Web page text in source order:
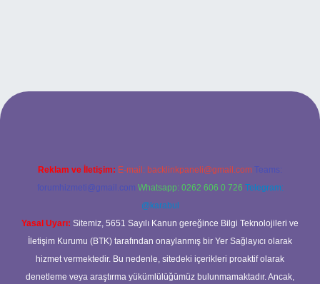
opera bet giriş
Reklam ve İletişim: E-mail: backlinkpaneli@gmail.com Teams:
forumhizmeti@gmail.com Whatsapp: 0262 606 0 726 Telegram:
@karabul
Yasal Uyarı: Sitemiz, 5651 Sayılı Kanun gereğince Bilgi Teknolojileri ve
İletişim Kurumu (BTK) tarafından onaylanmış bir Yer Sağlayıcı olarak
hizmet vermektedir. Bu nedenle, sitedeki içerikleri proaktif olarak
denetleme veya araştırma yükümlülüğümüz bulunmamaktadır. Ancak,